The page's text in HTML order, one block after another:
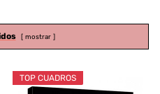
mostrar
TOP CUADROS